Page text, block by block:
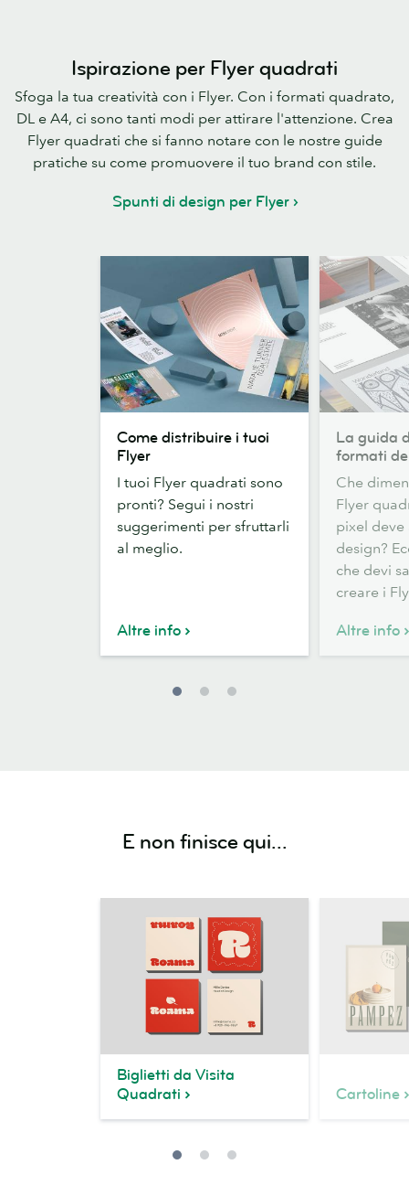
Ispirazione per Flyer quadrati
Sfoga la tua creatività con i Flyer. Con i formati quadrato,
DL e A4, ci sono tanti modi per attirare l'attenzione. Crea
Flyer quadrati che si fanno notare con le nostre guide
pratiche su come promuovere il tuo brand con stile.
Spunti di design per Flyer
distribuire
tuoi
Flyer
Come distribuire i tuoi
Flyer
I tuoi Flyer quadrati sono
pronti? Segui i nostri
suggerimenti per sfruttarli
al meglio.
Altre info
guida
definitiva
formati
dei
Flyer
La guida
formati
Che
Flyer
pixel deve
design?
che devi
creare i
Altre info
E non finisce qui...
Biglietti da Visita
Quadrati
Cartoline